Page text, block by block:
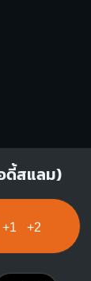
ดี้สแลม)
+1 +2